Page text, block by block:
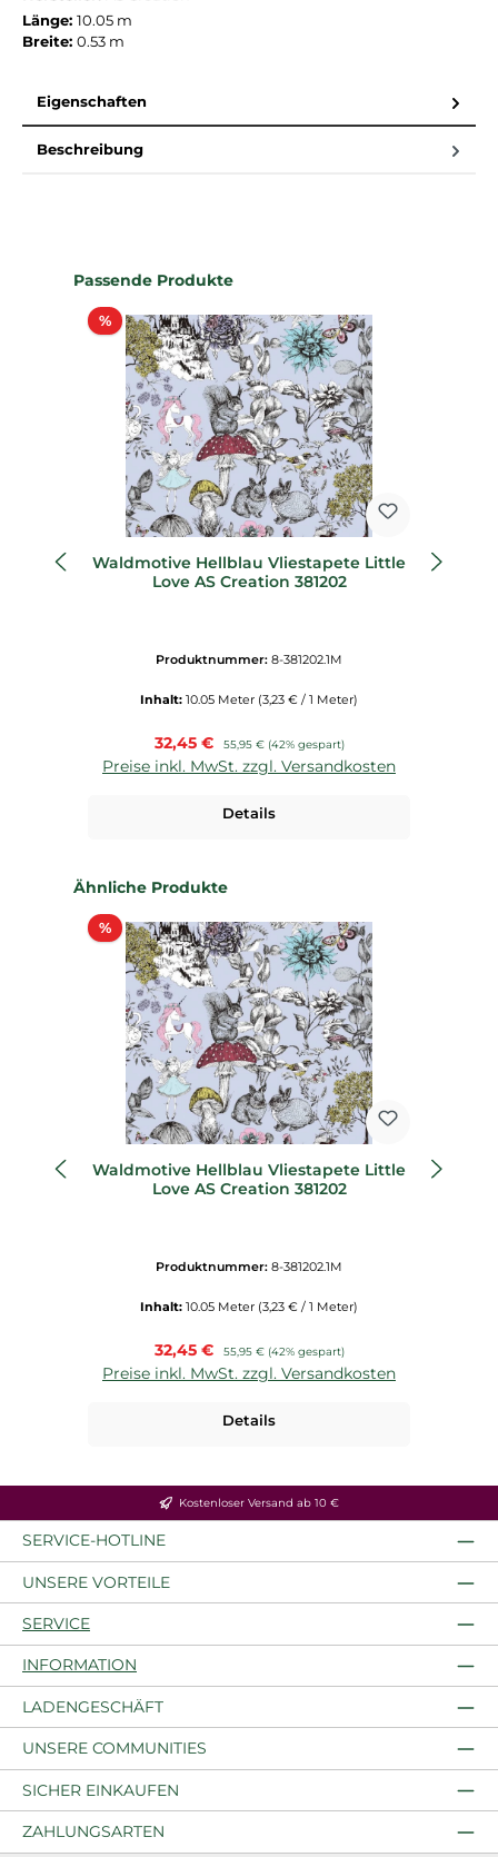
Länge: 10.05 m
Breite: 0.53 m
Eigenschaften
Beschreibung
Produktgalerie überspringen
Passende Produkte
%Rabatt
Waldmotive Hellblau Vliestapete Little
Love AS Creation 381202
Produktnummer: 8-381202.1M
Inhalt: 10.05 Meter (3,23 € / 1 Meter)
Verkaufspreis:
32,45 € Regulärer Preis:
55,95 € (42% gespart)
Preise inkl. MwSt. zzgl. Versandkosten
Details
Produktgalerie überspringen
Ähnliche Produkte
%Rabatt
Waldmotive Hellblau Vliestapete Little
Love AS Creation 381202
Produktnummer: 8-381202.1M
Inhalt: 10.05 Meter (3,23 € / 1 Meter)
Verkaufspreis:
32,45 € Regulärer Preis:
55,95 € (42% gespart)
Preise inkl. MwSt. zzgl. Versandkosten
Details
Kostenloser Versand ab 10 €
SERVICE-HOTLINE
UNSERE VORTEILE
SERVICE
INFORMATION
LADENGESCHÄFT
UNSERE COMMUNITIES
SICHER EINKAUFEN
ZAHLUNGSARTEN